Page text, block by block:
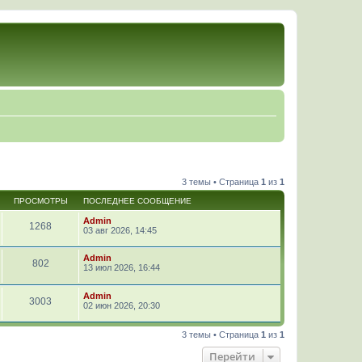
3 темы • Страница 1 из 1
ПРОСМОТРЫ ПОСЛЕДНЕЕ СООБЩЕНИЕ
1268
Admin
03 авг 2026, 14:45
802
Admin
13 июл 2026, 16:44
3003
Admin
02 июн 2026, 20:30
3 темы • Страница 1 из 1
Перейти